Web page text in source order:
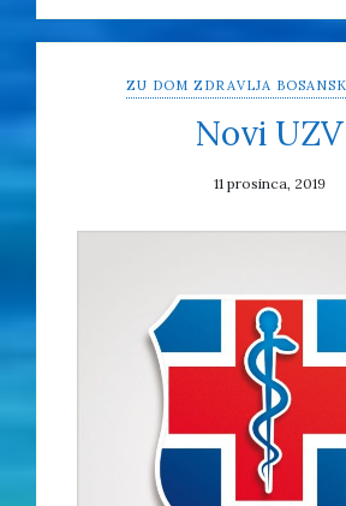
ZU DOM ZDRAVLJA
Novi UZV
11 prosinca, 2019